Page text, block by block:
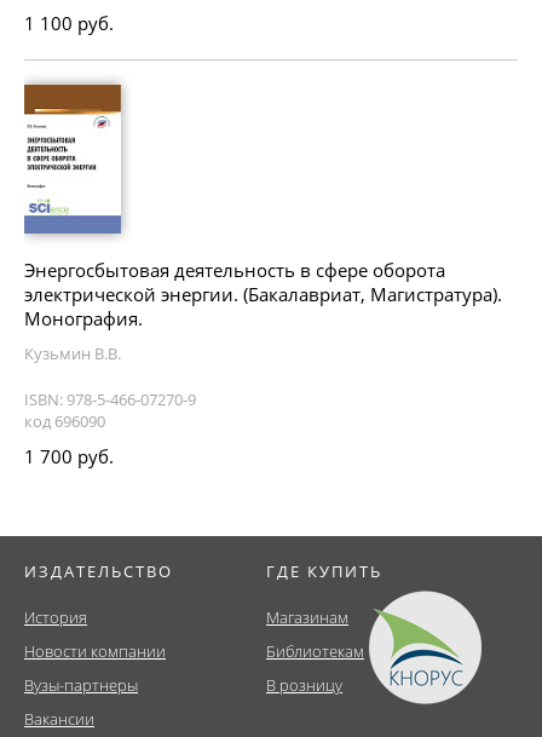
1 100 руб.
Энергосбытовая деятельность в сфере оборота
электрической энергии. (Бакалавриат, Магистратура).
Монография.
Кузьмин В.В.
ISBN: 978-5-466-07270-9
код 696090
1 700 руб.
ИЗДАТЕЛЬСТВО
История
Новости компании
Вузы-партнеры
Вакансии
ГДЕ КУПИТЬ
Магазинам
Библиотекам
В розницу